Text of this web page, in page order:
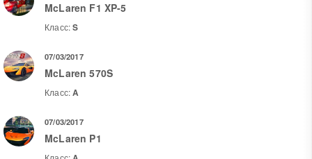
McLaren F1 XP-5
Класс:S
07/03/2017
McLaren 570S
Класс:A
07/03/2017
McLaren P1